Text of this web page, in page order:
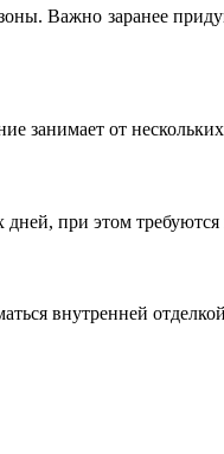
Важно заранее
занимает от нескольких
при этом
внутренней